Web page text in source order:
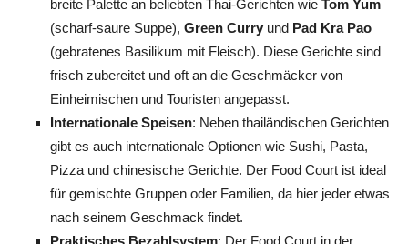
breite Palette an beliebten Thai-Gerichten wie Tom Yum
(scharf-saure Suppe), Green Curry und Pad Kra Pao
(gebratenes Basilikum mit Fleisch). Diese Gerichte sind
frisch zubereitet und oft an die Geschmäcker von
Einheimischen und Touristen angepasst.
Internationale Speisen: Neben thailändischen Gerichten
gibt es auch internationale Optionen wie Sushi, Pasta,
Pizza und chinesische Gerichte. Der Food Court ist ideal
für gemischte Gruppen oder Familien, da hier jeder etwas
nach seinem Geschmack findet.
Praktisches Bezahlsystem: Der Food Court in der